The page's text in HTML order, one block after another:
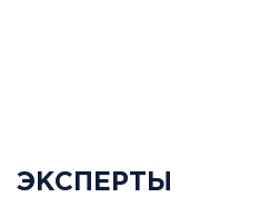
ЭКСПЕРТЫ